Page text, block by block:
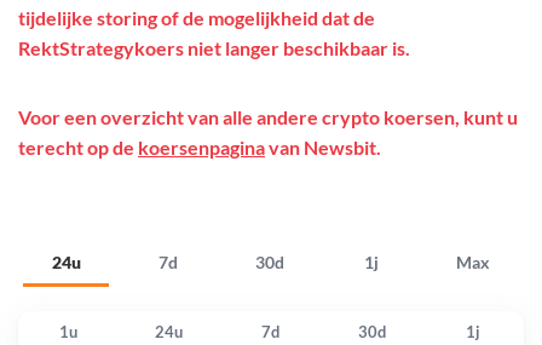
24u 7d 30d 1j Max
tijdelijke storing of de mogelijkheid dat de
RektStrategykoers niet langer beschikbaar is.
Voor een overzicht van alle andere crypto koersen, kunt u
terecht op de koersenpaginavan Newsbit.
1u 24u 7d 30d 1j